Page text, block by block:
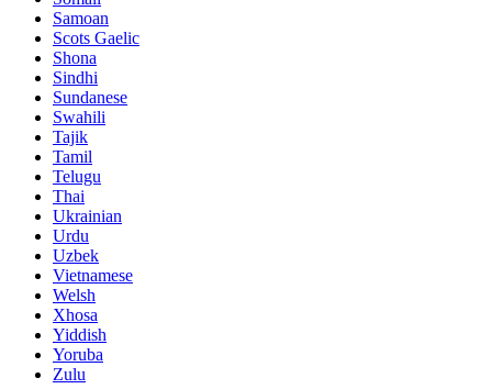
Samoan
Scots Gaelic
Shona
Sindhi
Sundanese
Swahili
Tajik
Tamil
Telugu
Thai
Ukrainian
Urdu
Uzbek
Vietnamese
Welsh
Xhosa
Yiddish
Yoruba
Zulu